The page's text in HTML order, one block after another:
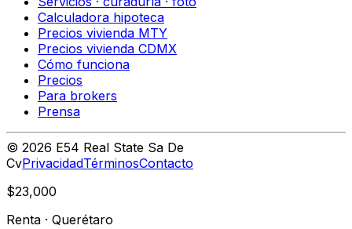
Calculadora hipoteca
Precios vivienda MTY
Precios vivienda CDMX
Cómo funciona
Precios
Para brokers
Prensa
© 2026 E54 Real State Sa De
CvPrivacidadTérminosContacto
$23,000
Renta · Querétaro